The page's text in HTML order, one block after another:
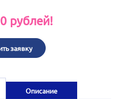
рублей!
заявку
Описание